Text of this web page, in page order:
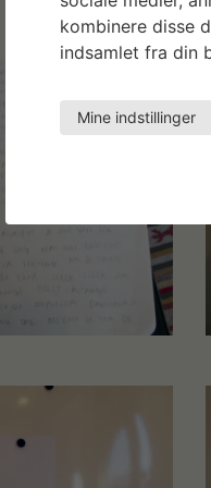
kombinere disse
indsamlet fra din
Mine indstillinger